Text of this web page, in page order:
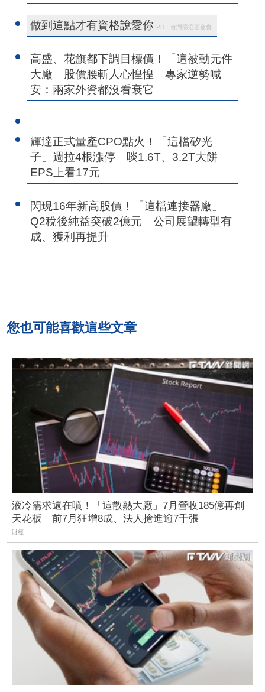
做到這點才有資格說愛你 PR・台灣癌症基金會
高盛、花旗都下調目標價！「這被動元件
大廠」股價腰斬人心惶惶 專家逆勢喊
安：兩家外資都沒看衰它
輝達正式量產CPO點火！「這檔矽光
子」週拉4根漲停 啖1.6T、3.2T大餅
EPS上看17元
閃現16年新高股價！「這檔連接器廠」
Q2稅後純益突破2億元 公司展望轉型有
成、獲利再提升
您也可能喜歡這些文章
液冷需求還在噴！「這散熱大廠」7月營收185億再創
天花板 前7月狂增8成、法人搶進逾7千張
財經